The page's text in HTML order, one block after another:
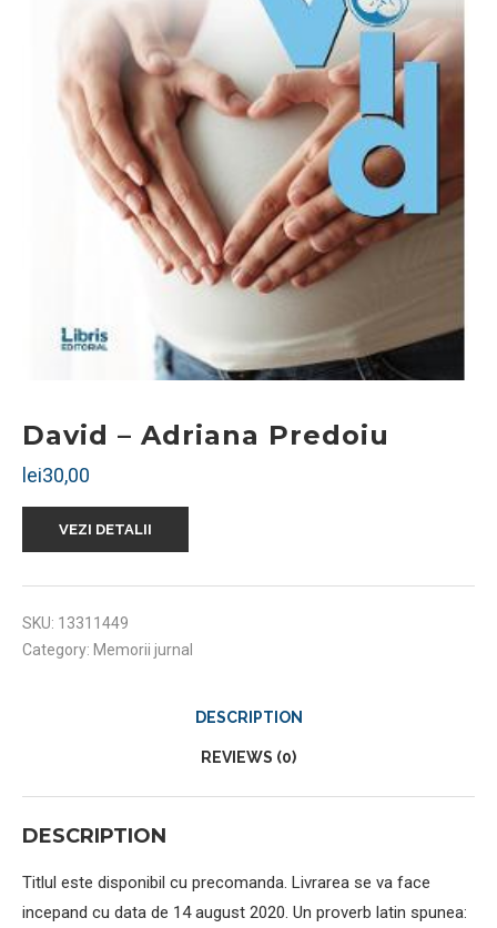
David – Adriana Predoiu
lei30,00
VEZI DETALII
SKU: 13311449
Category: Memorii jurnal
DESCRIPTION
REVIEWS (0)
DESCRIPTION
Titlul este disponibil cu precomanda. Livrarea se va face
incepand cu data de 14 august 2020. Un proverb latin spunea: